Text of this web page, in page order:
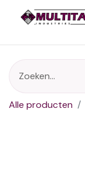
Alle producten